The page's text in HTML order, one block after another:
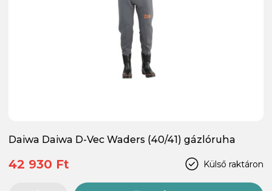
Daiwa Daiwa D-Vec Waders (40/41) gázlóruha
Külső raktáron
42 930 Ft